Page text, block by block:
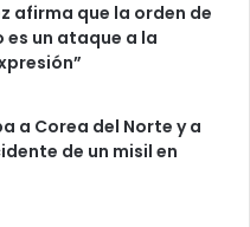
afirma que la orden de
es un ataque a la
a Corea del Norte y a
de un misil en